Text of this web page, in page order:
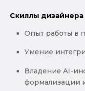
Скиллы дизайнера
Опыт работы в
Умение
Владение AI-
формализации